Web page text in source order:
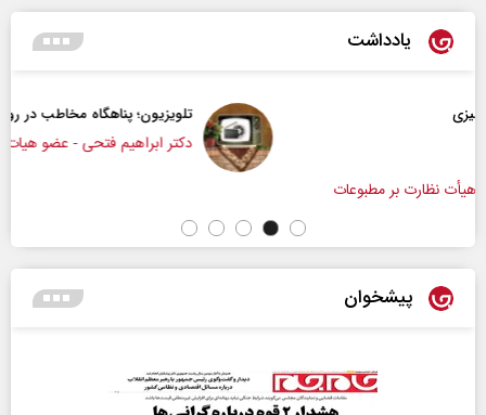
یادداشت
تلویزیون؛ پناهگاه مخاطب در روزهای ابهام
دکتر ابراهیم فتحی - عضو هیات علمی دانشگاه
پیشخوان